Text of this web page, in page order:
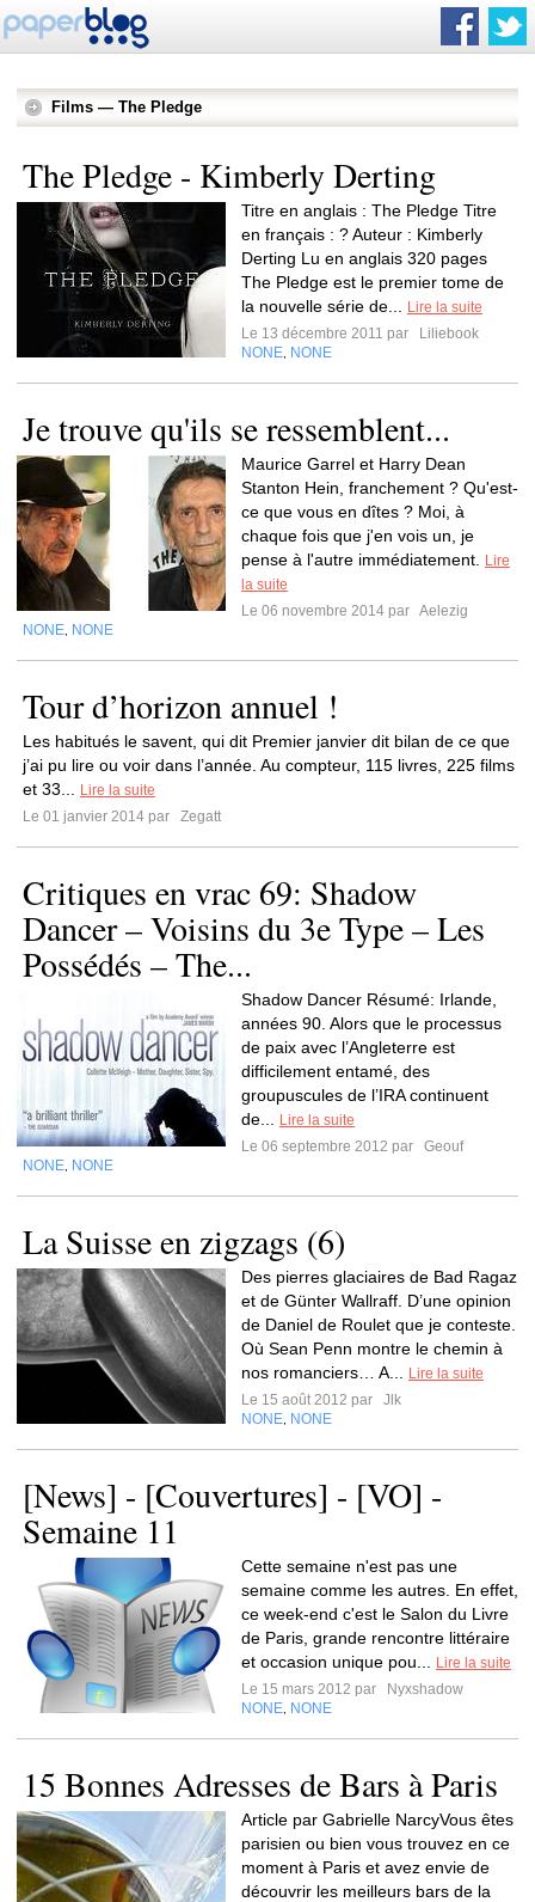
Films — The Pledge
The Pledge - Kimberly Derting
Titre en anglais : The Pledge Titre
en français : ? Auteur : Kimberly
Derting Lu en anglais 320 pages
The Pledge est le premier tome de
la nouvelle série de...
Lire la suite
Le 13 décembre 2011 par
Liliebook
NONE NONE
Je trouve qu'ils se ressemblent...
Maurice Garrel et Harry Dean
Stanton Hein, franchement ? Qu'est-
ce que vous en dîtes ? Moi, à
chaque fois que j'en vois un, je
pense à l'autre immédiatement.
Lire
la suite
Le 06 novembre 2014 par Aelezig
NONE NONE
Tour d’horizon annuel !
Les habitués le savent, qui dit Premier janvier dit bilan de ce que
j’ai pu lire ou voir dans l’année. Au compteur, 115 livres, 225 films
et 33...
Lire la suite
Le 01 janvier 2014 par
Zegatt
Critiques en vrac 69: Shadow
Dancer – Voisins du 3e Type – Les
Possédés – The...
Shadow Dancer Résumé: Irlande,
années 90. Alors que le processus
de paix avec l’Angleterre est
difficilement entamé, des
groupuscules de l’IRA continuent
de...
Lire la suite
Le 06 septembre 2012 par
Geouf
NONE NONE
La Suisse en zigzags (6)
Des pierres glaciaires de Bad Ragaz
et de Günter Wallraff. D’une opinion
de Daniel de Roulet que je conteste.
Où Sean Penn montre le chemin à
nos romanciers… A...
Lire la suite
Le 15 août 2012 par
Jlk
NONE NONE
[News] - [Couvertures] - [VO] -
Semaine 11
Cette semaine n'est pas une
semaine comme les autres. En effet,
ce week-end c'est le Salon du Livre
de Paris, grande rencontre littéraire
et occasion unique pou...
Lire la suite
Le 15 mars 2012 par
Nyxshadow
NONE NONE
15 Bonnes Adresses de Bars à Paris
Article par Gabrielle NarcyVous êtes
parisien ou bien vous trouvez en ce
moment à Paris et avez envie de
découvrir les meilleurs bars de la